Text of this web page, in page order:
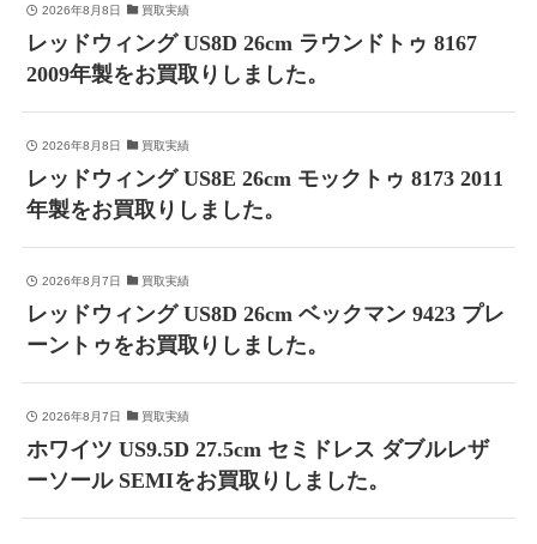
2026年8月8日 買取実績
レッドウィング US8D 26cm ラウンドトゥ 8167
2009年製をお買取りしました。
2026年8月8日 買取実績
レッドウィング US8E 26cm モックトゥ 8173 2011
年製をお買取りしました。
2026年8月7日 買取実績
レッドウィング US8D 26cm ベックマン 9423 プレ
ーントゥをお買取りしました。
2026年8月7日 買取実績
ホワイツ US9.5D 27.5cm セミドレス ダブルレザ
ーソール SEMIをお買取りしました。